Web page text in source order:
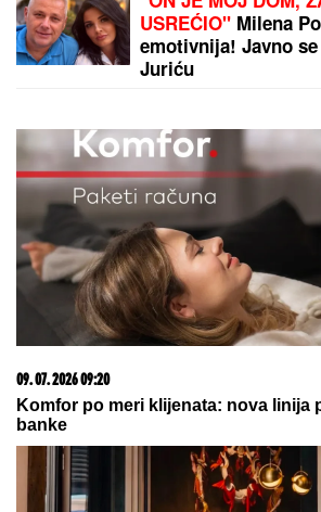
SUZE U MAJAMIJU:
kao nikada pre, evo
nakon smrti
(VIDEO/FOTO)
Doneta odluka:
Partizan
"KADA JE SHVATILA DA DOLAZI
TRAŽILA"
Pevačica se lavovski
karcinomom, pred smrt imala